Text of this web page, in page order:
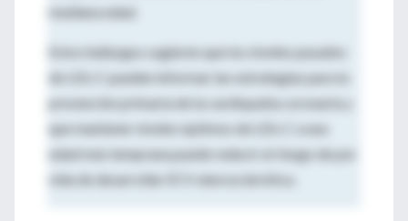
mediana edad.
Estos hallazgos sugieren que los niveles pasados ​​
de LDL-C pueden informar las estrategias para la
prevención primaria de la cardiopatía coronaria y
que mantener niveles óptimos de LDL-C a una
edad más temprana puede reducir el riesgo de por
vida de desarrollar ECV aterosclerótica.